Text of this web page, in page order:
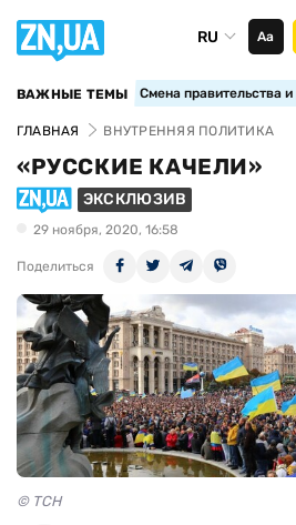
RU Аа
ВАЖНЫЕ ТЕМЫ Смена правительства
ГЛАВНАЯ ВНУТРЕННЯЯ ПОЛИТИКА
«РУССКИЕ КАЧЕЛИ»
ЭКСКЛЮЗИВ
29 ноября, 2020, 16:58
Поделиться
© ТСН